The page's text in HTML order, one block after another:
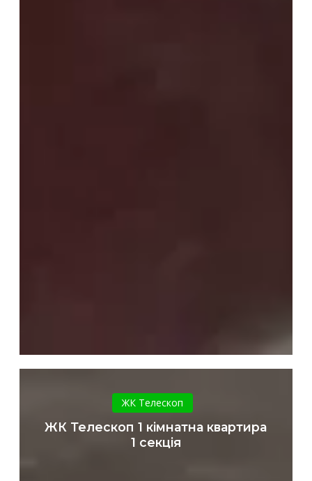
Телескоп
1
кімнатна
квартира
ЖК Телескоп
ЖК Телескоп 1 кімнатна квартира
1 секція